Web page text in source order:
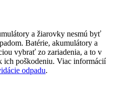
a žiarovky nesmú byť
Batérie, akumulátory a
vybrať zo zariadenia, a to v
ich poškodeniu. Viac informácií
odpadu.